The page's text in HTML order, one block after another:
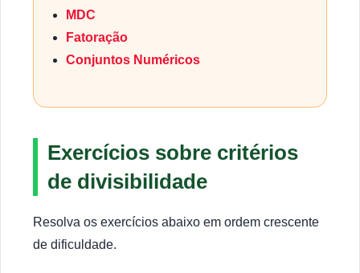
MDC
Fatoração
Conjuntos Numéricos
Exercícios sobre critérios
de divisibilidade
Resolva os exercícios abaixo em ordem crescente
de dificuldade.